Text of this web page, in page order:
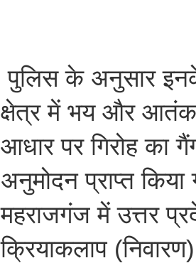
पुलिस के अनुसार
क्षेत्र में भय और आतंक
आधार पर गिरोह का
अनुमोदन प्राप्त
महराजगंज में उत्तर
क्रियाकलाप